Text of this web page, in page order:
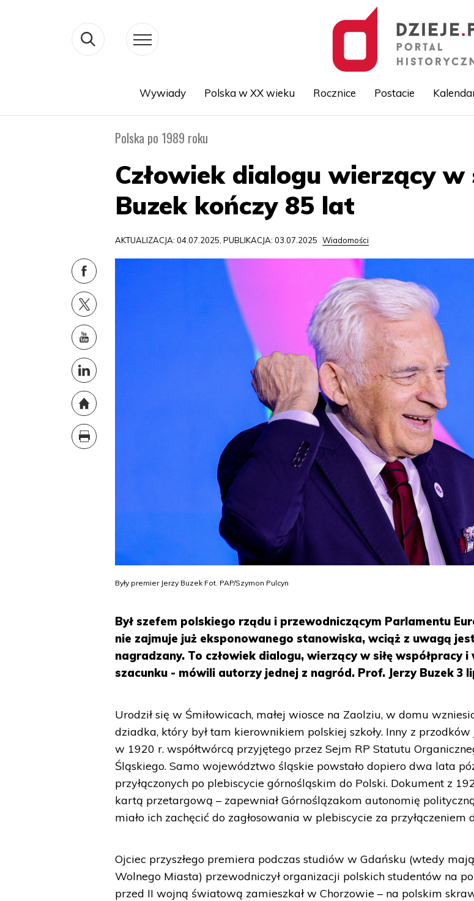
Wywiady Polska w XX wieku Rocznice Postacie
Polska po 1989 roku
Człowiek dialogu wierzący w
Buzek kończy 85 lat
AKTUALIZACJA: 04.07.2025, PUBLIKACJA: 03.07.2025 Wiadomości
Były premier Jerzy Buzek Fot. PAP/Szymon Pulcyn
Był szefem polskiego rządu i przewodniczącym Parlamentu
nie zajmuje już eksponowanego stanowiska, wciąż z uwagą
nagradzany. To człowiek dialogu, wierzący w siłę współpracy i
szacunku - mówili autorzy jednej z nagród. Prof. Jerzy Buzek 3
Urodził się w Śmiłowicach, małej wiosce na Zaolziu, w domu
dziadka, który był tam kierownikiem polskiej szkoły. Inny z przodków
w 1920 r. współtwórcą przyjętego przez Sejm RP Statutu
Śląskiego. Samo województwo śląskie powstało dopiero dwa lata
przyłączonych po plebiscycie górnośląskim do Polski. Dokument z
kartą przetargową – zapewniał Górnoślązakom autonomię
miało ich zachęcić do zagłosowania w plebiscycie za przyłączeniem
Ojciec przyszłego premiera podczas studiów w Gdańsku (wtedy
Wolnego Miasta) przewodniczył organizacji polskich studentów na
przed II wojną światową zamieszkał w Chorzowie – na polskim